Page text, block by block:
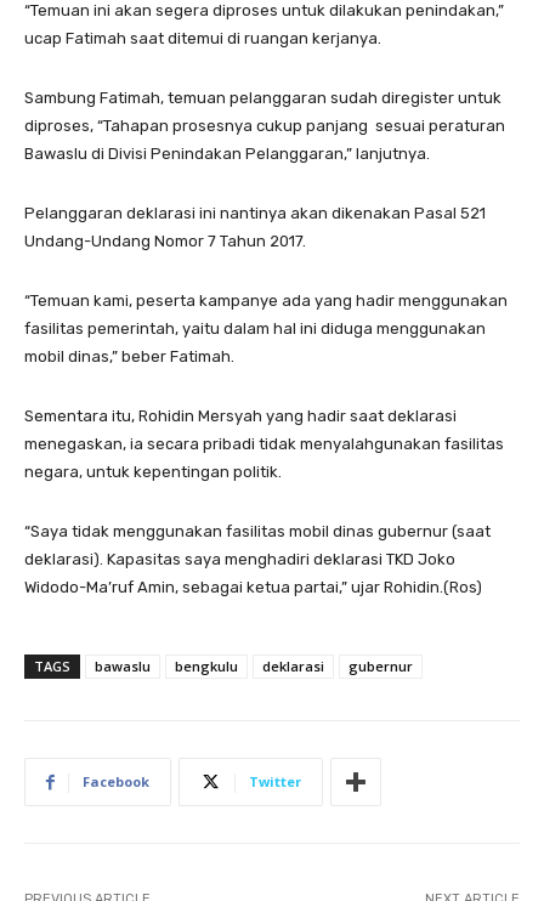
“Temuan ini akan segera diproses untuk dilakukan penindakan,”
ucap Fatimah saat ditemui di ruangan kerjanya.
Sambung Fatimah, temuan pelanggaran sudah diregister untuk
diproses, “Tahapan prosesnya cukup panjang sesuai peraturan
Bawaslu di Divisi Penindakan Pelanggaran,” lanjutnya.
Pelanggaran deklarasi ini nantinya akan dikenakan Pasal 521
Undang-Undang Nomor 7 Tahun 2017.
“Temuan kami, peserta kampanye ada yang hadir menggunakan
fasilitas pemerintah, yaitu dalam hal ini diduga menggunakan
mobil dinas,” beber Fatimah.
Sementara itu, Rohidin Mersyah yang hadir saat deklarasi
menegaskan, ia secara pribadi tidak menyalahgunakan fasilitas
negara, untuk kepentingan politik.
“Saya tidak menggunakan fasilitas mobil dinas gubernur (saat
deklarasi). Kapasitas saya menghadiri deklarasi TKD Joko
Widodo-Ma’ruf Amin, sebagai ketua partai,” ujar Rohidin.(Ros)
TAGS bawaslu bengkulu deklarasi gubernur
Facebook Twitter